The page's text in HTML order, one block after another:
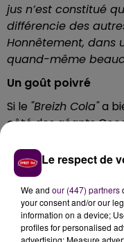
jus n’est constitué
différencie des
Honnêtement, dans
quand-même
Un goût poivré
Si le "Breizh Cola"a
côté des géants
qui affiche
pourrait-elle pas
des gars de
Alençon, et
Au début, ça brûlait
mais on a ajusté les
Le respect de
We and our (447) partners
your consent and/or our
information on a device;
profiles for personalised
advertising; Measure